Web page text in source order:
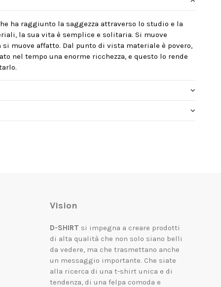
ha raggiunto la saggezza attraverso lo studio e la
la sua vita è semplice e solitaria. Si muove
muove affatto. Dal punto di vista materiale è povero,
nel tempo una enorme ricchezza, e questo lo rende
Vision
D-SHIRT si impegna a creare prodotti
di alta qualità che non solo siano belli
da vedere, ma che trasmettano anche
un messaggio importante. Che siate
alla ricerca di una t-shirt unica e di
tendenza, di una felpa comoda e